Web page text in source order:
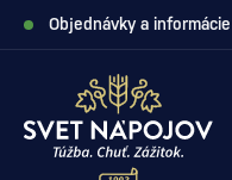
Objednávky a